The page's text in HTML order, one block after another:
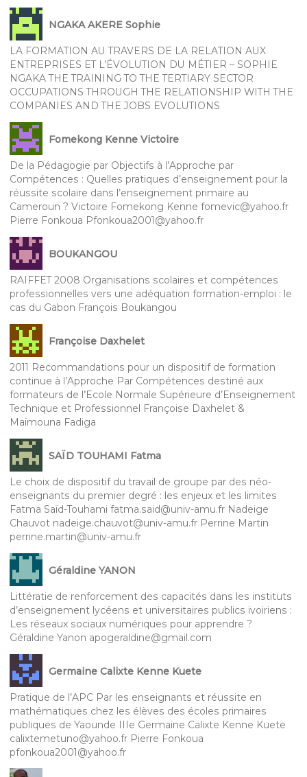
NGAKA AKERE Sophie
LA FORMATION AU TRAVERS DE LA RELATION AUX
ENTREPRISES ET L’ÉVOLUTION DU MÉTIER – SOPHIE
NGAKA THE TRAINING TO THE TERTIARY SECTOR
OCCUPATIONS THROUGH THE RELATIONSHIP WITH THE
COMPANIES AND THE JOBS EVOLUTIONS
Fomekong Kenne Victoire
De la Pédagogie par Objectifs à l’Approche par
Compétences : Quelles pratiques d’enseignement pour la
réussite scolaire dans l’enseignement primaire au
Cameroun ? Victoire Fomekong Kenne fomevic@yahoo.fr
Pierre Fonkoua Pfonkoua2001@yahoo.fr
BOUKANGOU
RAIFFET 2008 Organisations scolaires et compétences
professionnelles vers une adéquation formation-emploi : le
cas du Gabon François Boukangou
Françoise Daxhelet
2011 Recommandations pour un dispositif de formation
continue à l’Approche Par Compétences destiné aux
formateurs de l’Ecole Normale Supérieure d’Enseignement
Technique et Professionnel Françoise Daxhelet &
Maïmouna Fadiga
SAÏD TOUHAMI Fatma
Le choix de dispositif du travail de groupe par des néo-
enseignants du premier degré : les enjeux et les limites
Fatma Saïd-Touhami fatma.said@univ-amu.fr Nadeige
Chauvot nadeige.chauvot@univ-amu.fr Perrine Martin
perrine.martin@univ-amu.fr
Géraldine YANON
Littératie de renforcement des capacités dans les instituts
d’enseignement lycéens et universitaires publics ivoiriens :
Les réseaux sociaux numériques pour apprendre ?
Géraldine Yanon apogeraldine@gmail.com
Germaine Calixte Kenne Kuete
Pratique de l’APC Par les enseignants et réussite en
mathématiques chez les élèves des écoles primaires
publiques de Yaounde IIIe Germaine Calixte Kenne Kuete
calixtemetuno@yahoo.fr Pierre Fonkoua
pfonkoua2001@yahoo.fr